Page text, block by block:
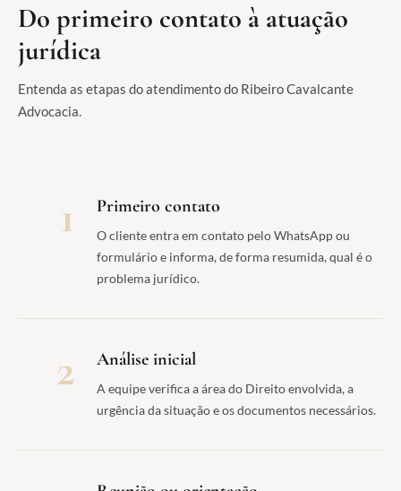
Do primeiro contato à atuação
jurídica
Entenda as etapas do atendimento do Ribeiro Cavalcante
Advocacia.
1 Primeiro contato
O cliente entra em contato pelo WhatsApp ou
formulário e informa, de forma resumida, qual é o
problema jurídico.
2 Análise inicial
A equipe verifica a área do Direito envolvida, a
urgência da situação e os documentos necessários.